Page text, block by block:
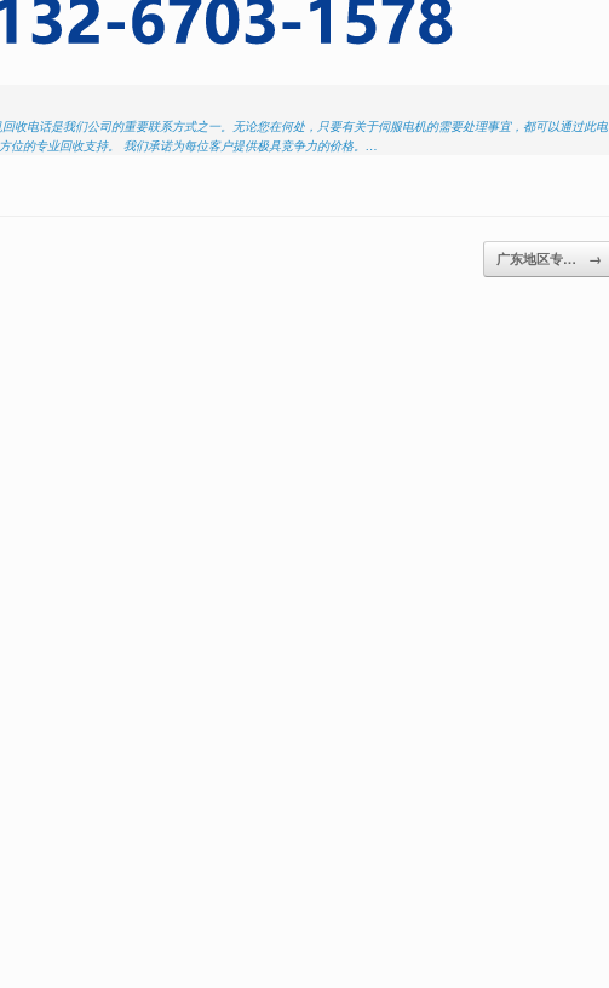
收电话是我们公司的重要联系方式之一。无论您在何处，只要有关于伺服电机的需要处理事宜，都可以通过此电
位的专业回收支持。 我们承诺为每位客户提供极具竞争力的价格。…
广东地区专… →